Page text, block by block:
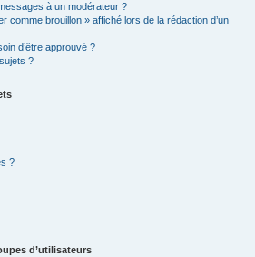
à un modérateur ?
comme brouillon » affiché lors de la rédaction d’un
d’être approuvé ?
?
?
d’utilisateurs